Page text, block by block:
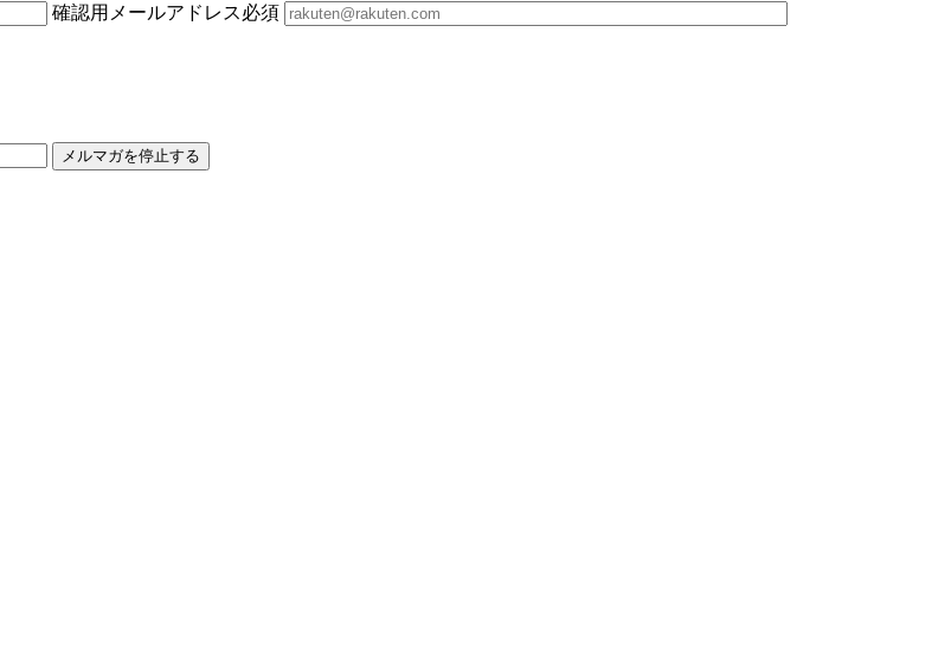
確認用メールアドレス必須
メルマガを停止する